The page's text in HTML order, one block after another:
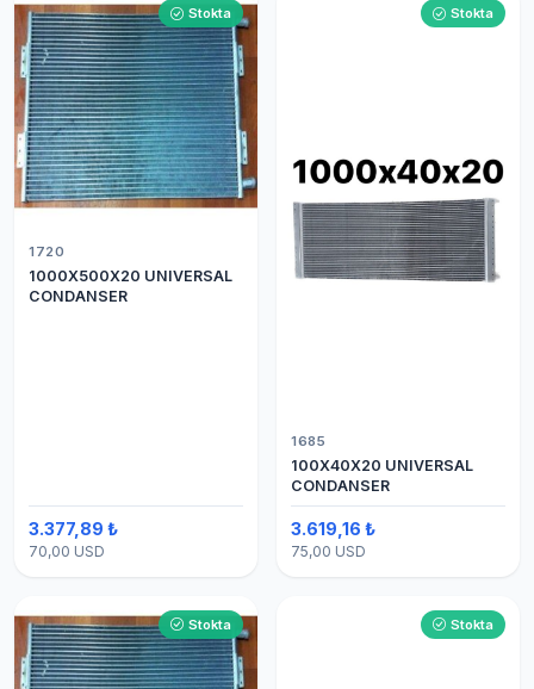
Stokta
1720
1000X500X20 UNIVERSAL
CONDANSER
3.377,89 ₺
70,00 USD
Stokta
1685
100X40X20 UNIVERSAL
CONDANSER
3.619,16 ₺
75,00 USD
Stokta Stokta